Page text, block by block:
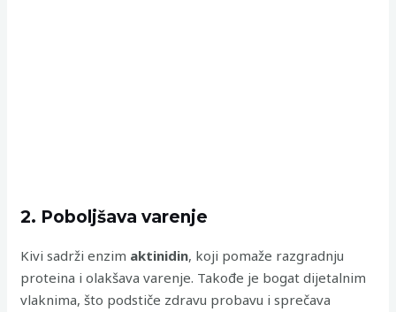
2. Poboljšava varenje
Kivi sadrži enzim aktinidin, koji pomaže razgradnju
proteina i olakšava varenje. Takođe je bogat dijetalnim
vlaknima, što podstiče zdravu probavu i sprečava